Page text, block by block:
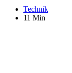
Technik
11 Min